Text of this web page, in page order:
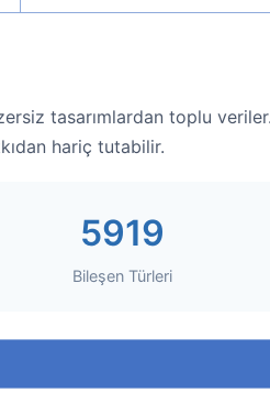
tasarımlardan toplu veriler.
hariç tutabilir.
5919
Bileşen Türleri